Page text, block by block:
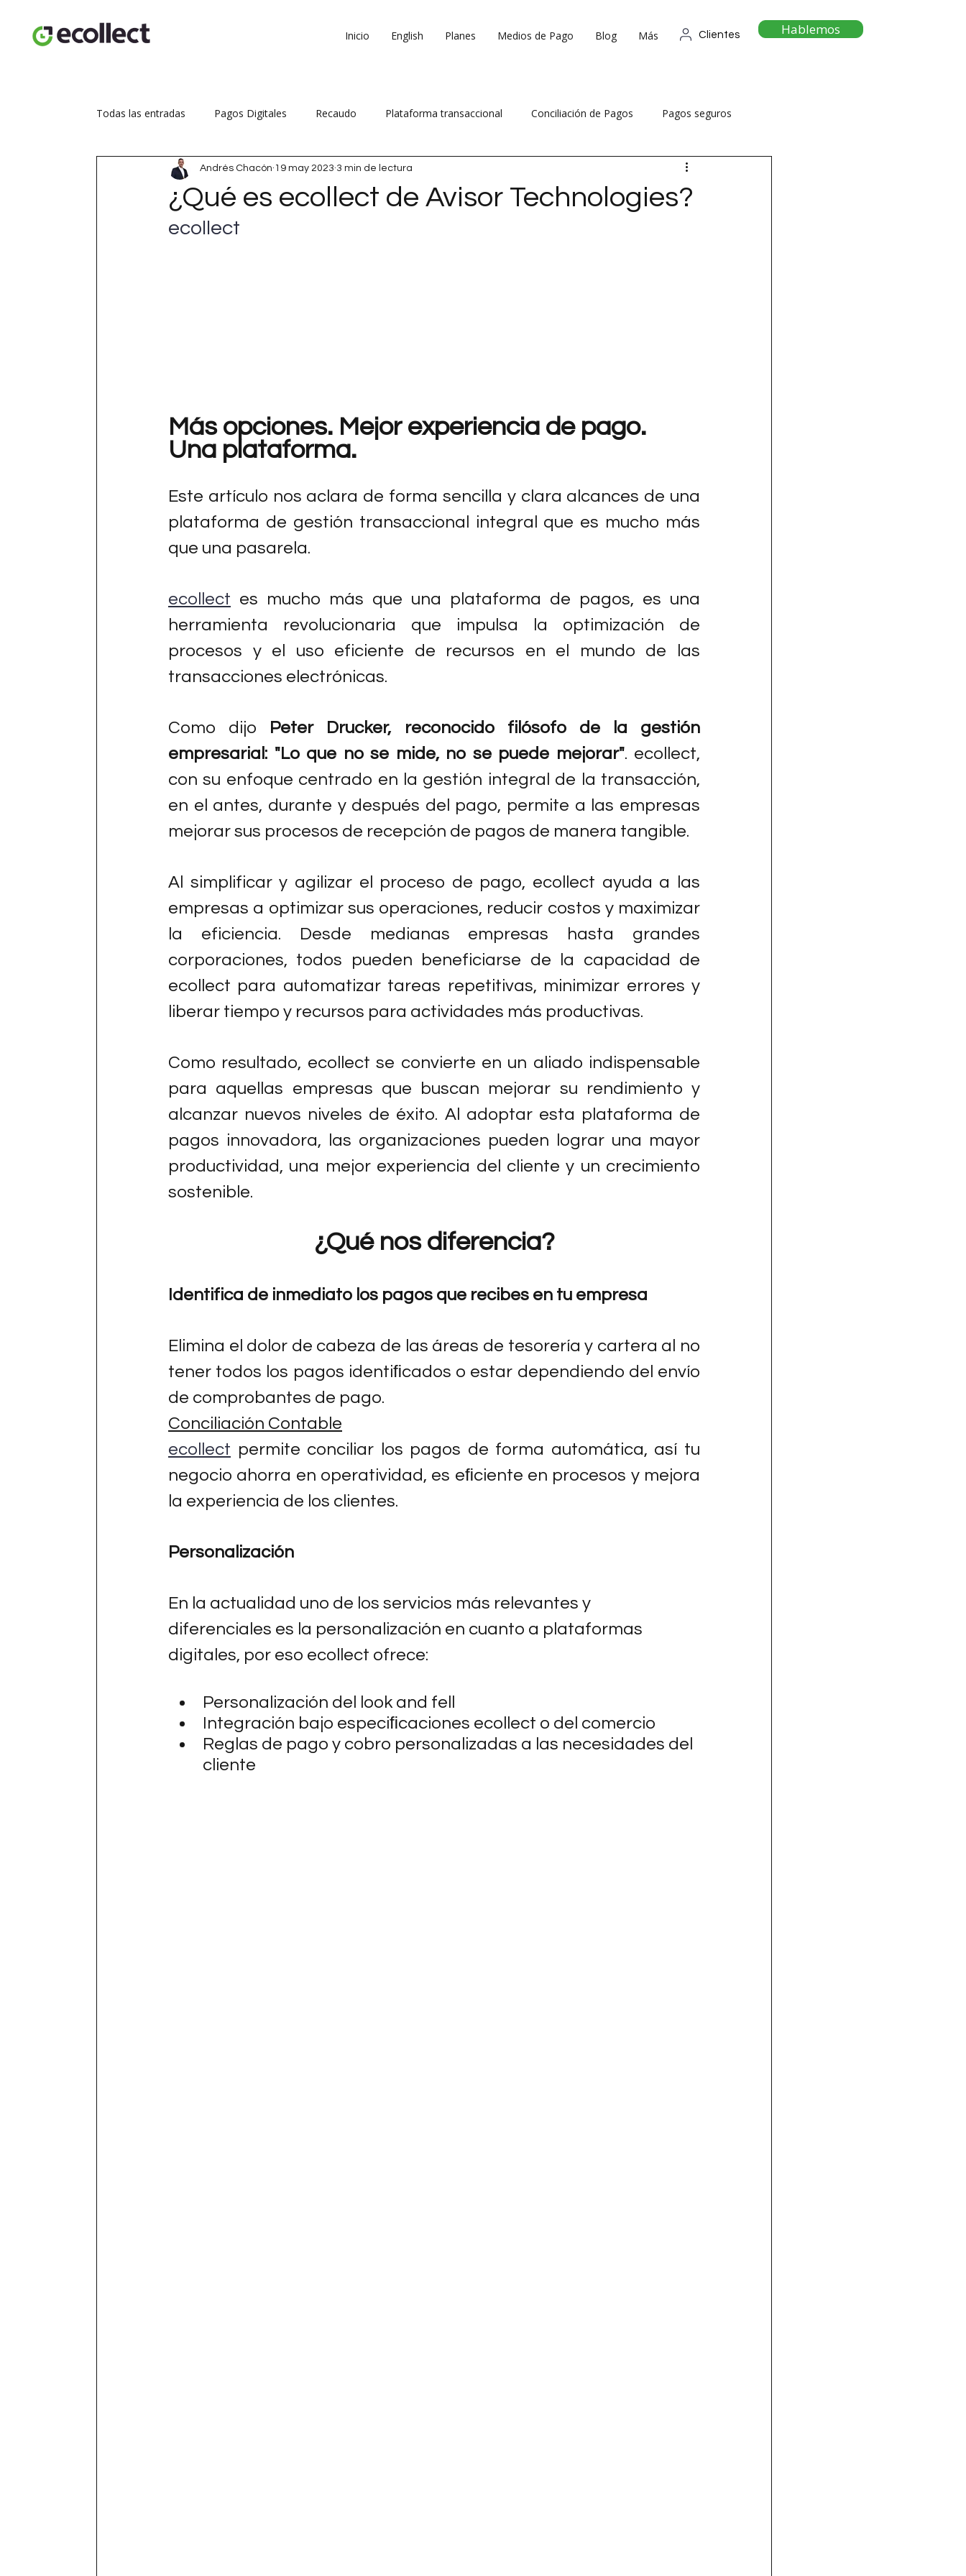
Inicio English Planes Medios de Pago Blog Más Clientes Hablemos
Todas las entradas Pagos Digitales Recaudo Plataforma transaccional Conciliación de Pagos Pagos seguros
Seguridad transaccional Aumenta tus ventas Reduce costos operativos
¿Qué es ecollect de Avisor Technologies?
Andrés Chacón 19 may 2023 3 min de lectura
ecollect
Más opciones. Mejor experiencia de pago.
Una plataforma.
Este artículo nos aclara de forma sencilla y clara alcances de una
plataforma de gestión transaccional integral que es mucho más
que una pasarela.
ecollect es mucho más que una plataforma de pagos, es una
herramienta revolucionaria que impulsa la optimización de
procesos y el uso eficiente de recursos en el mundo de las
transacciones electrónicas.
Como dijo
Peter Drucker, reconocido filósofo de la gestión
empresarial: "Lo que no se mide, no se puede mejorar". ecollect,
con su enfoque centrado en la gestión integral de la transacción,
en el antes, durante y después del pago, permite a las empresas
mejorar sus procesos de recepción de pagos de manera tangible.
Al simplificar y agilizar el proceso de pago, ecollect ayuda a las
empresas a optimizar sus operaciones, reducir costos y maximizar
la eficiencia. Desde medianas empresas hasta grandes
corporaciones, todos pueden beneficiarse de la capacidad de
ecollect para automatizar tareas repetitivas, minimizar errores y
liberar tiempo y recursos para actividades más productivas.
Como resultado, ecollect se convierte en un aliado indispensable
para aquellas empresas que buscan mejorar su rendimiento y
alcanzar nuevos niveles de éxito. Al adoptar esta plataforma de
pagos innovadora, las organizaciones pueden lograr una mayor
productividad, una mejor experiencia del cliente y un crecimiento
sostenible.
¿Qué nos diferencia?
Identifica de inmediato los pagos que recibes en tu empresa
Elimina el dolor de cabeza de las áreas de tesorería y cartera al no
tener todos los pagos identiﬁcados o estar dependiendo del envío
de comprobantes de pago.
Conciliación Contable
ecollect permite conciliar los pagos de forma automática, así tu
negocio ahorra en operatividad, es eﬁciente en procesos y mejora
la experiencia de los clientes.
Personalización
En la actualidad uno de los servicios más relevantes y
diferenciales es la personalización en cuanto a plataformas
digitales, por eso ecollect ofrece:
Personalización del look and fell
Integración bajo especiﬁcaciones ecollect o del comercio
Reglas de pago y cobro personalizadas a las necesidades del
cliente